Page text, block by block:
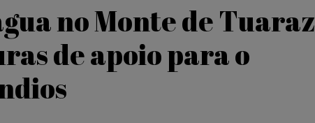
no Monte de Tuaraz
de apoio para o